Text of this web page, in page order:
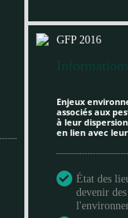
GFP 2016
Enjeux
associés aux
à leur
en lien avec
État des
devenir